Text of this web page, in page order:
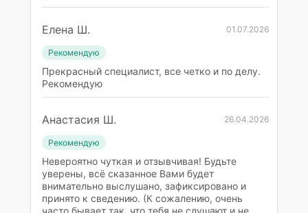
Елена Ш. 01.07.2026
Рекомендую
Прекрасный специалист, все четко и по делу.
Рекомендую
Анастасия Ш. 26.04.2026
Рекомендую
Невероятно чуткая и отзывчивая! Будьте
уверены, всё сказанное Вами будет
внимательно выслушано, зафиксировано и
принято к сведению. (К сожалению, очень
часто бывает так, что тебя не слушают и не